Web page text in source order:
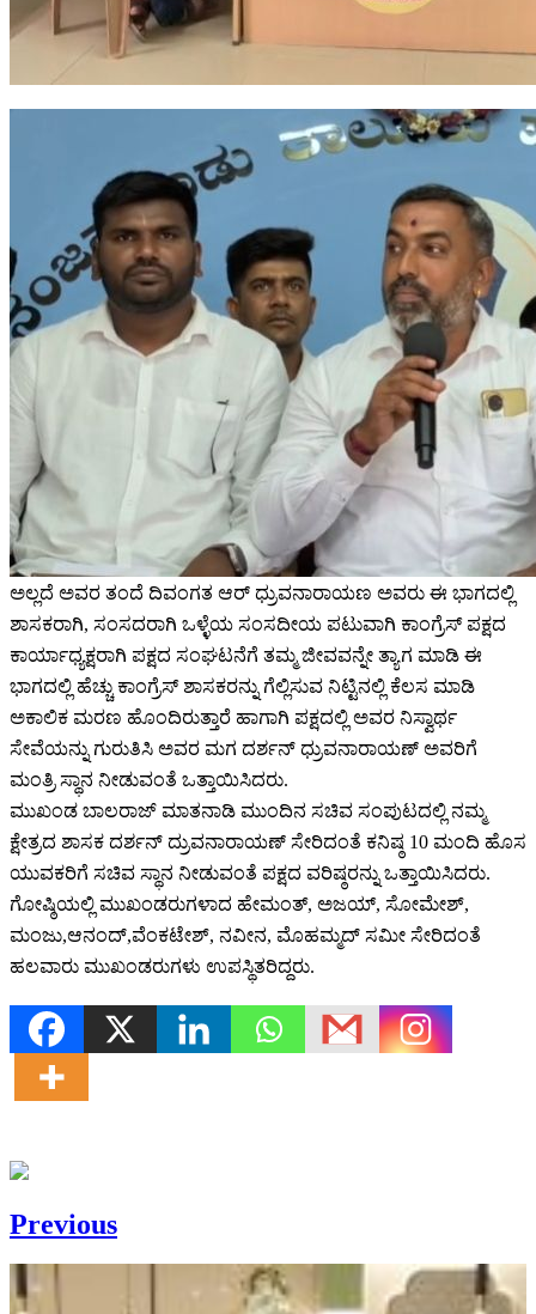
ಅಲ್ಲದೆ ಅವರ ತಂದೆ ದಿವಂಗತ ಆರ್ ಧ್ರುವನಾರಾಯಣ ಅವರು ಈ ಭಾಗದಲ್ಲಿ
ಶಾಸಕರಾಗಿ, ಸಂಸದರಾಗಿ ಒಳ್ಳೆಯ ಸಂಸದೀಯ ಪಟುವಾಗಿ ಕಾಂಗ್ರೆಸ್ ಪಕ್ಷದ
ಕಾರ್ಯಾಧ್ಯಕ್ಷರಾಗಿ ಪಕ್ಷದ ಸಂಘಟನೆಗೆ ತಮ್ಮ ಜೀವವನ್ನೇ ತ್ಯಾಗ ಮಾಡಿ ಈ
ಭಾಗದಲ್ಲಿ ಹೆಚ್ಚು ಕಾಂಗ್ರೆಸ್ ಶಾಸಕರನ್ನು ಗೆಲ್ಲಿಸುವ ನಿಟ್ಟಿನಲ್ಲಿ ಕೆಲಸ ಮಾಡಿ
ಅಕಾಲಿಕ ಮರಣ ಹೊಂದಿರುತ್ತಾರೆ ಹಾಗಾಗಿ ಪಕ್ಷದಲ್ಲಿ ಅವರ ನಿಸ್ವಾರ್ಥ
ಸೇವೆಯನ್ನು ಗುರುತಿಸಿ ಅವರ ಮಗ ದರ್ಶನ್ ಧ್ರುವನಾರಾಯಣ್ ಅವರಿಗೆ
ಮಂತ್ರಿ ಸ್ಥಾನ ನೀಡುವಂತೆ ಒತ್ತಾಯಿಸಿದರು.
ಮುಖಂಡ ಬಾಲರಾಜ್ ಮಾತನಾಡಿ ಮುಂದಿನ ಸಚಿವ ಸಂಪುಟದಲ್ಲಿ ನಮ್ಮ
ಕ್ಷೇತ್ರದ ಶಾಸಕ ದರ್ಶನ್ ದ್ರುವನಾರಾಯಣ್ ಸೇರಿದಂತೆ ಕನಿಷ್ಠ 10 ಮಂದಿ ಹೊಸ
ಯುವಕರಿಗೆ ಸಚಿವ ಸ್ಥಾನ ನೀಡುವಂತೆ ಪಕ್ಷದ ವರಿಷ್ಠರನ್ನು ಒತ್ತಾಯಿಸಿದರು.
ಗೋಷ್ಠಿಯಲ್ಲಿ ಮುಖಂಡರುಗಳಾದ ಹೇಮಂತ್, ಅಜಯ್, ಸೋಮೇಶ್,
ಮಂಜು,ಆನಂದ್,ವೆಂಕಟೇಶ್, ನವೀನ, ಮೊಹಮ್ಮದ್ ಸಮೀ ಸೇರಿದಂತೆ
ಹಲವಾರು ಮುಖಂಡರುಗಳು ಉಪಸ್ಥಿತರಿದ್ದರು.
Previous